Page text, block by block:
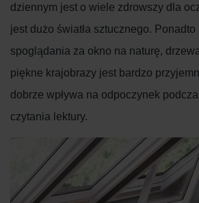
dziennym jest o wiele zdrowszy dla
jest dużo światła sztucznego.
spoglądania za okno na naturę,
piękne krajobrazy jest bardzo
dobrze wpływa na odpoczynek
czytania lektury.